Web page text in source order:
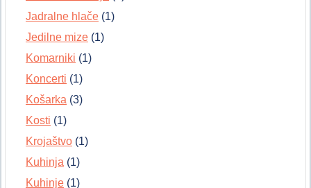
Jadralne hlače (1)
Jedilne mize (1)
Komarniki (1)
Koncerti (1)
Košarka (3)
Kosti (1)
Krojaštvo (1)
Kuhinja (1)
Kuhinje (1)